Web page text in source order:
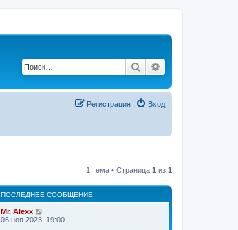
Поиск
Вход
Регистрация
1 тема • Страница 1 из 1
ПОСЛЕДНЕЕ СООБЩЕНИЕ
Mr. Alexx
06 ноя 2023, 19:00